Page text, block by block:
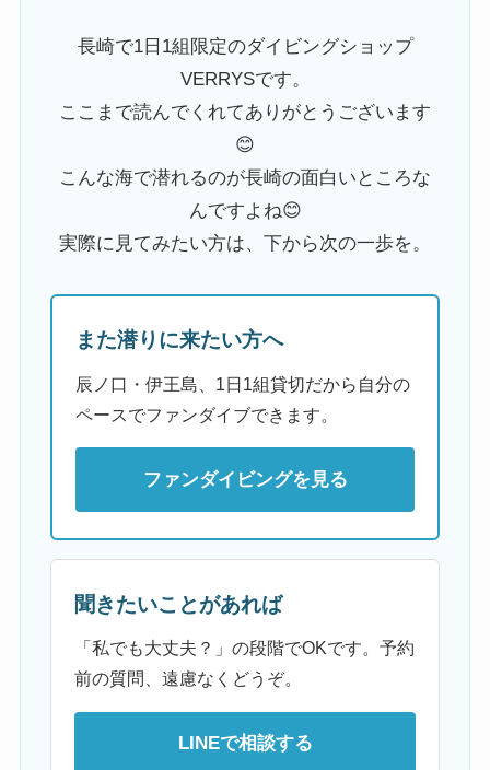
長崎で1日1組限定のダイビングショップ
VERRYSです。
ここまで読んでくれてありがとうございます
😊
こんな海で潜れるのが長崎の面白いところな
んですよね😊
実際に見てみたい方は、下から次の一歩を。
また潜りに来たい方へ
辰ノ口・伊王島、1日1組貸切だから自分の
ペースでファンダイブできます。
ファンダイビングを見る
聞きたいことがあれば
「私でも大丈夫？」の段階でOKです。予約
前の質問、遠慮なくどうぞ。
LINEで相談する